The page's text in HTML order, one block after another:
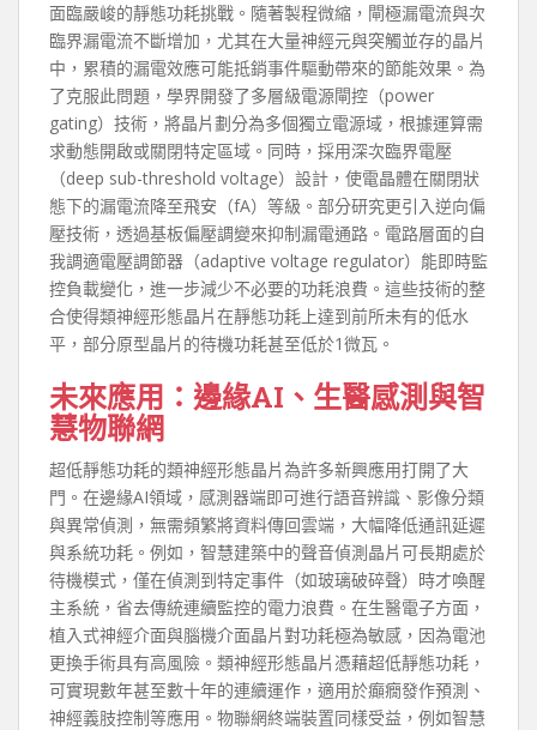
面臨嚴峻的靜態功耗挑戰。隨著製程微縮，閘極漏電流與次
臨界漏電流不斷增加，尤其在大量神經元與突觸並存的晶片
中，累積的漏電效應可能抵銷事件驅動帶來的節能效果。為
了克服此問題，學界開發了多層級電源閘控（power
gating）技術，將晶片劃分為多個獨立電源域，根據運算需
求動態開啟或關閉特定區域。同時，採用深次臨界電壓
（deep sub-threshold voltage）設計，使電晶體在關閉狀
態下的漏電流降至飛安（fA）等級。部分研究更引入逆向偏
壓技術，透過基板偏壓調變來抑制漏電通路。電路層面的自
我調適電壓調節器（adaptive voltage regulator）能即時監
控負載變化，進一步減少不必要的功耗浪費。這些技術的整
合使得類神經形態晶片在靜態功耗上達到前所未有的低水
平，部分原型晶片的待機功耗甚至低於1微瓦。
未來應用：邊緣AI、生醫感測與智
慧物聯網
超低靜態功耗的類神經形態晶片為許多新興應用打開了大
門。在邊緣AI領域，感測器端即可進行語音辨識、影像分類
與異常偵測，無需頻繁將資料傳回雲端，大幅降低通訊延遲
與系統功耗。例如，智慧建築中的聲音偵測晶片可長期處於
待機模式，僅在偵測到特定事件（如玻璃破碎聲）時才喚醒
主系統，省去傳統連續監控的電力浪費。在生醫電子方面，
植入式神經介面與腦機介面晶片對功耗極為敏感，因為電池
更換手術具有高風險。類神經形態晶片憑藉超低靜態功耗，
可實現數年甚至數十年的連續運作，適用於癲癇發作預測、
神經義肢控制等應用。物聯網終端裝置同樣受益，例如智慧